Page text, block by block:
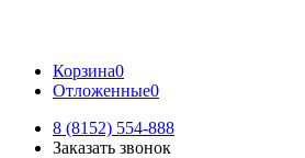
Корзина0
Отложенные0
8 (8152) 554-888
Заказать звонок